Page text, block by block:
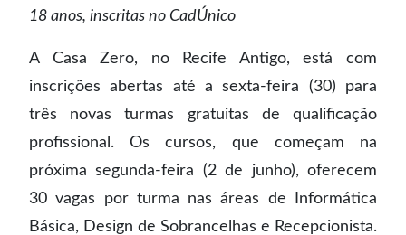
18 anos, inscritas no CadÚnico
A Casa Zero, no Recife Antigo, está com
inscrições abertas até a sexta-feira (30) para
três novas turmas gratuitas de qualificação
profissional. Os cursos, que começam na
próxima segunda-feira (2 de junho), oferecem
30 vagas por turma nas áreas de Informática
Básica, Design de Sobrancelhas e Recepcionista.